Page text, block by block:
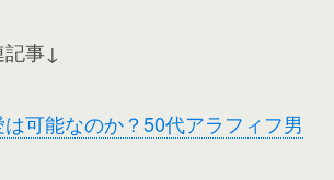
記事↓
可能なのか？50代アラフィフ男